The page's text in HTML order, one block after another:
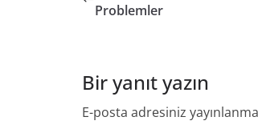
Problemler
Bir yanıt yazın
E-posta adresiniz